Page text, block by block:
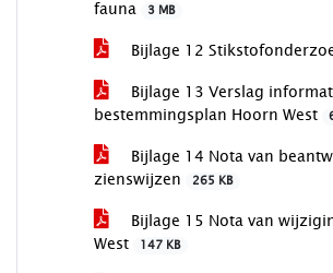
fauna
3 MB
Bijlage 12
Bijlage 13 Verslag
bestemmingsplan Hoorn West
Bijlage 14 Nota van
zienswijzen
265 KB
Bijlage 15 Nota van
West
147 KB